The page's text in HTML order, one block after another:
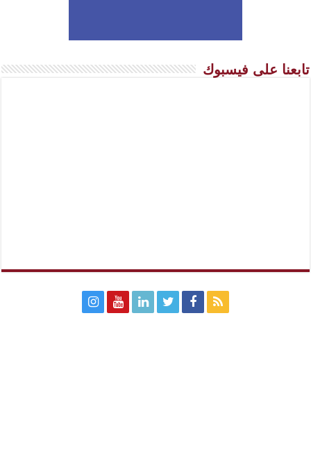
تابعنا على فيسبوك